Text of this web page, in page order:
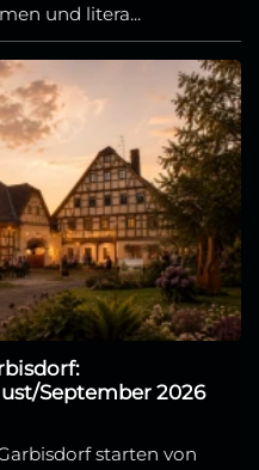
und litera...
September 2026
starten von